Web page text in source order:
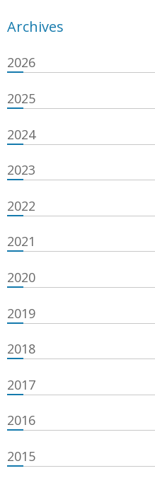
Archives
2026
2025
2024
2023
2022
2021
2020
2019
2018
2017
2016
2015